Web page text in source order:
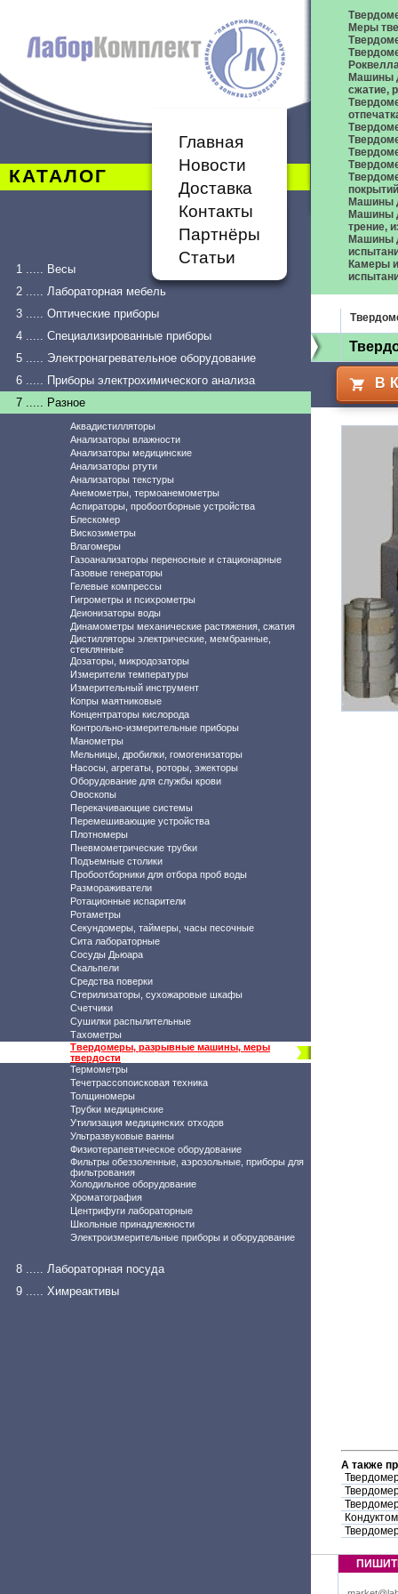
КАТАЛОГ
Главная
Новости
Доставка
Контакты
Партнёры
Статьи
1 ..... Весы
2 ..... Лабораторная мебель
3 ..... Оптические приборы
4 ..... Специализированные приборы
5 ..... Электронагревательное оборудование
6 ..... Приборы электрохимического анализа
7 ..... Разное
Аквадистилляторы
Анализаторы влажности
Анализаторы медицинские
Анализаторы ртути
Анализаторы текстуры
Анемометры, термоанемометры
Аспираторы, пробоотборные устройства
Блескомер
Вискозиметры
Влагомеры
Газоанализаторы переносные и стационарные
Газовые генераторы
Гелевые компрессы
Гигрометры и психрометры
Деионизаторы воды
Динамометры механические растяжения, сжатия
Дистилляторы электрические, мембранные,
стеклянные
Дозаторы, микродозаторы
Измерители температуры
Измерительный инструмент
Копры маятниковые
Концентраторы кислорода
Контрольно-измерительные приборы
Манометры
Мельницы, дробилки, гомогенизаторы
Насосы, агрегаты, роторы, эжекторы
Оборудование для службы крови
Овоскопы
Перекачивающие системы
Перемешивающие устройства
Плотномеры
Пневмометрические трубки
Подъемные столики
Пробоотборники для отбора проб воды
Размораживатели
Ротационные испарители
Ротаметры
Секундомеры, таймеры, часы песочные
Сита лабораторные
Сосуды Дьюара
Скальпели
Средства поверки
Стерилизаторы, сухожаровые шкафы
Счетчики
Сушилки распылительные
Тахометры
Твердомеры, разрывные машины, меры
твердости
Термометры
Течетрассопоисковая техника
Толщиномеры
Трубки медицинские
Утилизация медицинских отходов
Ультразвуковые ванны
Физиотерапевтическое оборудование
Фильтры обеззоленные, аэрозольные, приборы для
фильтрования
Холодильное оборудование
Хроматография
Центрифуги лабораторные
Школьные принадлежности
Электроизмерительные приборы и оборудование
8 ..... Лабораторная посуда
9 ..... Химреактивы
Меры
Машины
сжатие,
покрытий
Машины
Машины
трение,
Машины
Камеры
В
А также